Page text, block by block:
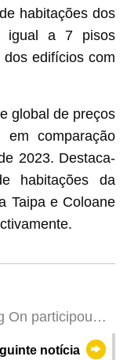
habitações dos
igual a 7 pisos
edifícios com
global de preços
em comparação
2023. Destaca-
habitações da
Taipa e Coloane
On participou
notícia